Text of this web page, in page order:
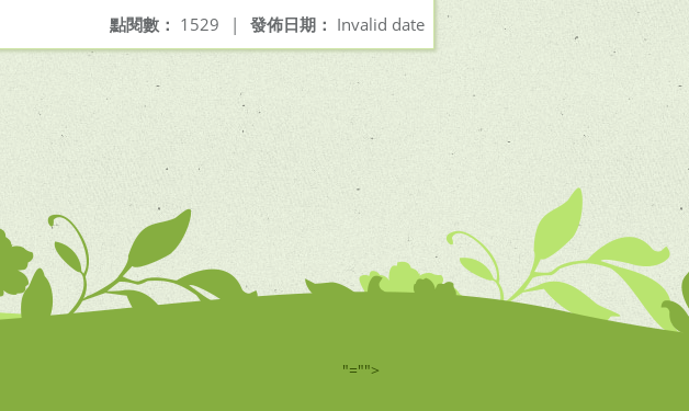
發佈日期： Invalid date
點閱數： 1529 |
"="">